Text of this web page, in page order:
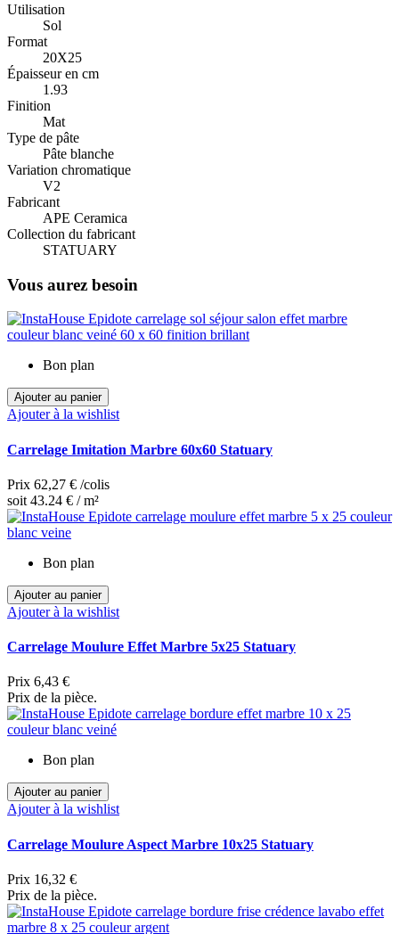
Utilisation
Sol
Format
20X25
Épaisseur en cm
1.93
Finition
Mat
Type de pâte
Pâte blanche
Variation chromatique
V2
Fabricant
APE Ceramica
Collection du fabricant
STATUARY
Vous aurez besoin
Bon plan
Ajouter au panier
Ajouter à la wishlist
Carrelage Imitation Marbre 60x60 Statuary
Prix 62,27 € /colis
soit 43.24 € / m²
Bon plan
Ajouter au panier
Ajouter à la wishlist
Carrelage Moulure Effet Marbre 5x25 Statuary
Prix 6,43 €
Prix de la pièce.
Bon plan
Ajouter au panier
Ajouter à la wishlist
Carrelage Moulure Aspect Marbre 10x25 Statuary
Prix 16,32 €
Prix de la pièce.